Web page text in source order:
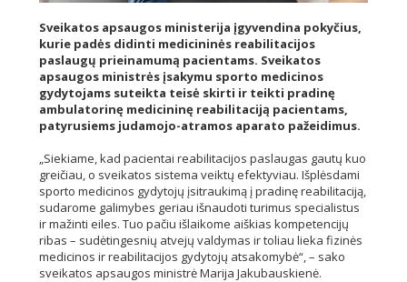
Sveikatos apsaugos ministerija įgyvendina pokyčius,
kurie padės didinti medicininės reabilitacijos
paslaugų prieinamumą pacientams. Sveikatos
apsaugos ministrės įsakymu sporto medicinos
gydytojams suteikta teisė skirti ir teikti pradinę
ambulatorinę medicininę reabilitaciją pacientams,
patyrusiems judamojo-atramos aparato pažeidimus.
„Siekiame, kad pacientai reabilitacijos paslaugas gautų kuo
greičiau, o sveikatos sistema veiktų efektyviau. Išplėsdami
sporto medicinos gydytojų įsitraukimą į pradinę reabilitaciją,
sudarome galimybes geriau išnaudoti turimus specialistus
ir mažinti eiles. Tuo pačiu išlaikome aiškias kompetencijų
ribas – sudėtingesnių atvejų valdymas ir toliau lieka fizinės
medicinos ir reabilitacijos gydytojų atsakomybė“, – sako
sveikatos apsaugos ministrė Marija Jakubauskienė.